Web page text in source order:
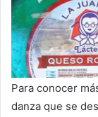
Para conocer
danza que se